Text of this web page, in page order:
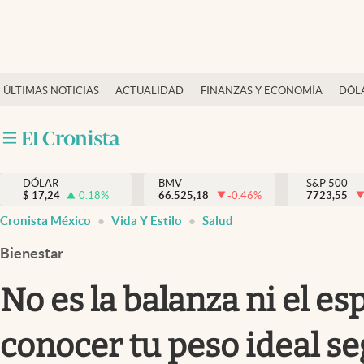
ÚLTIMAS NOTICIAS ACTUALIDAD FINANZAS Y ECONOMÍA
Actualidad
Internacionales
Opinión
Brand Strategy
Vida y estilo
Tv
DÓLAR
$ 17,24 0.18%
BMV
66.525,18
-0.46%
S&P 500
7723,55
Cronista México Vida Y Estilo Salud
Bienestar
No es la balanza ni el
conocer tu peso ideal